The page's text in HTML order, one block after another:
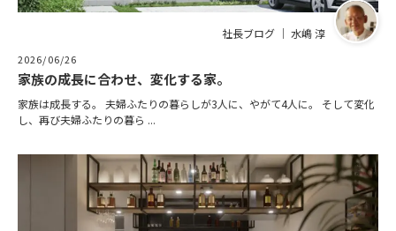
社長ブログ ｜ 水嶋 淳
2026/06/26
家族の成長に合わせ、変化する家。
家族は成長する。 夫婦ふたりの暮らしが3人に、やがて4人に。 そして変化
し、再び夫婦ふたりの暮ら ...